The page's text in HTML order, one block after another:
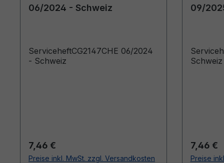
06/2024 - Schweiz
ServiceheftCG2147CHE 06/2024
- Schweiz
Regulärer Preis:
7,46 €
Preise inkl. MwSt. zzgl. Versandkosten
09/
Schweiz
7,46 €
Preise